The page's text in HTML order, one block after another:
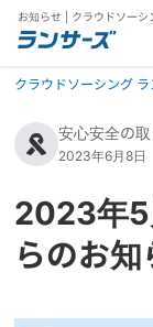
お知らせ | クラウドソーシ
クラウドソーシング
安心安全の
2023年6月8日
2023年5
らのお知